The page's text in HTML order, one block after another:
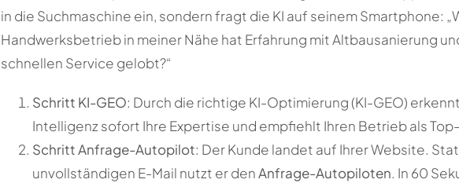
in die Suchmaschine ein, sondern fragt die KI auf seinem Smartphone:
Handwerksbetrieb in meiner Nähe hat Erfahrung mit Altbausanierung
schnellen Service gelobt?“
Schritt KI-GEO: Durch die richtige KI-Optimierung (KI-GEO)
Intelligenz sofort Ihre Expertise und empfiehlt Ihren Betrieb als
Schritt Anfrage-Autopilot: Der Kunde landet auf Ihrer Website.
unvollständigen E-Mail nutzt er denAnfrage-Autopiloten. In 60